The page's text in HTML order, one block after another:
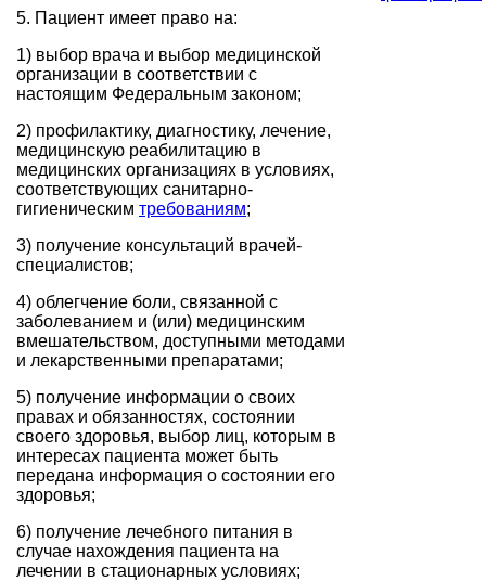
5. Пациент имеет право на:
1) выбор врача и выбор медицинской
организации в соответствии с
настоящим Федеральным законом;
2) профилактику, диагностику, лечение,
медицинскую реабилитацию в
медицинских организациях в условиях,
соответствующих санитарно-
гигиеническим требованиям;
3) получение консультаций врачей-
специалистов;
4) облегчение боли, связанной с
заболеванием и (или) медицинским
вмешательством, доступными методами
и лекарственными препаратами;
5) получение информации о своих
правах и обязанностях, состоянии
своего здоровья, выбор лиц, которым в
интересах пациента может быть
передана информация о состоянии его
здоровья;
6) получение лечебного питания в
случае нахождения пациента на
лечении в стационарных условиях;